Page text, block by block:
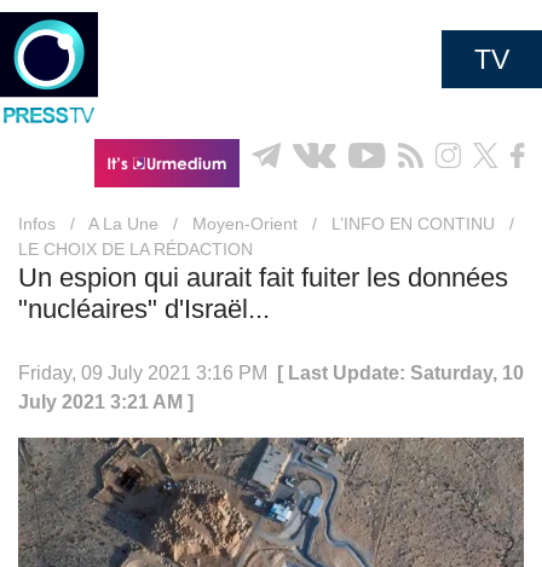
TV
Infos / A La Une / Moyen-Orient / L’INFO EN CONTINU
/
LE CHOIX DE LA RÉDACTION
Un espion qui aurait fait fuiter les données
"nucléaires" d'Israël...
Friday, 09 July 2021 3:16 PM
[ Last Update: Saturday, 10
July 2021 3:21 AM ]